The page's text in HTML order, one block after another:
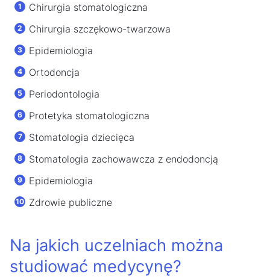
Chirurgia stomatologiczna
Chirurgia szczękowo-twarzowa
Epidemiologia
Ortodoncja
Periodontologia
Protetyka stomatologiczna
Stomatologia dziecięca
Stomatologia zachowawcza z endodoncją
Epidemiologia
Zdrowie publiczne
Na jakich uczelniach można
studiować medycynę?